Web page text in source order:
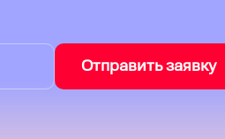
Отправить заявку